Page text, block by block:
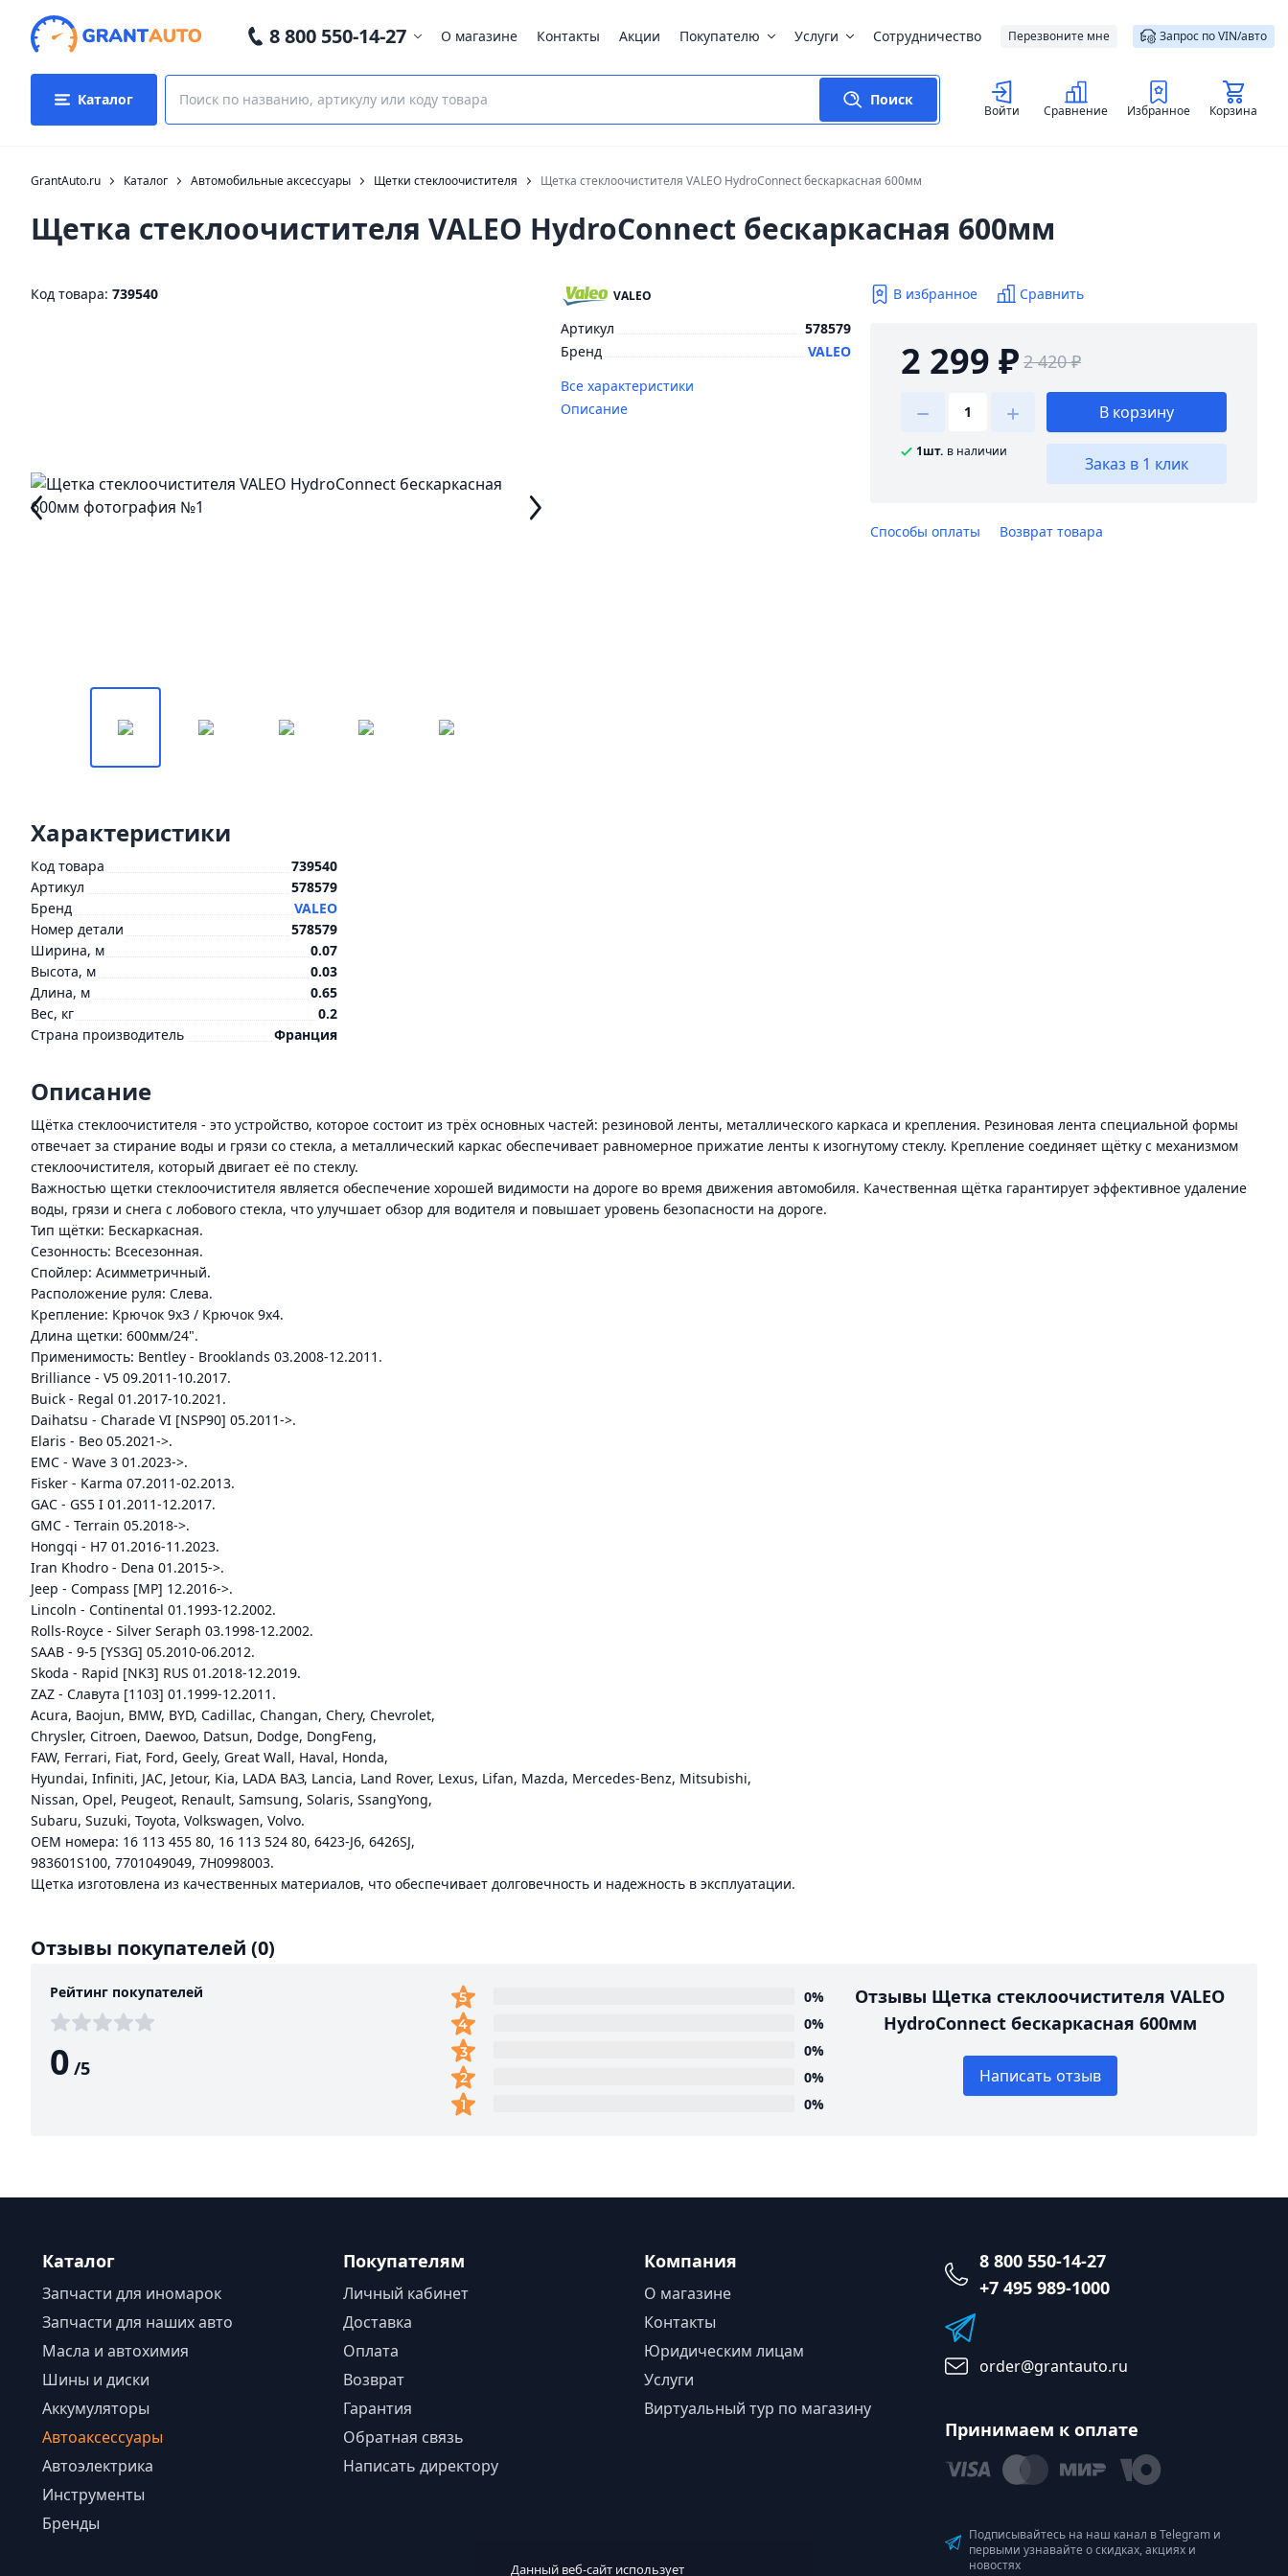
8 800 550-14-27 О магазине Контакты Акции Покупателю Услуги Сотрудничество Перезвоните мне Запрос по VIN/авто
Каталог Поиск
Войти Сравнение Избранное Корзина
GrantAuto.ru Каталог Автомобильные аксессуары Щетки стеклоочистителя Щетка стеклоочистителя VALEO HydroConnect беcкаркасная 600мм
Щетка стеклоочистителя VALEO HydroConnect беcкаркасная 600мм
Код товара: 739540 VALEO
Артикул
578579
Бренд
VALEO
Все характеристики
Описание
В избранное Сравнить
2 299 ₽ 2 420 ₽
1шт. в наличии
В корзину
Заказ в 1 клик
Способы оплаты Возврат товара
Характеристики
Код товара
739540
Артикул
578579
Бренд
VALEO
Номер детали
578579
Ширина, м
0.07
Высота, м
0.03
Длина, м
0.65
Вес, кг
0.2
Страна производитель
Франция
Описание
Щётка стеклоочистителя - это устройство, которое состоит из трёх основных частей: резиновой ленты, металлического каркаса и крепления. Резиновая лента специальной формы
отвечает за стирание воды и грязи со стекла, а металлический каркас обеспечивает равномерное прижатие ленты к изогнутому стеклу. Крепление соединяет щётку с механизмом
стеклоочистителя, который двигает её по стеклу.
Важностью щетки стеклоочистителя является обеспечение хорошей видимости на дороге во время движения автомобиля. Качественная щётка гарантирует эффективное удаление
воды, грязи и снега с лобового стекла, что улучшает обзор для водителя и повышает уровень безопасности на дороге.
Тип щётки: Бескаркасная.
Сезонность: Всесезонная.
Спойлер: Асимметричный.
Расположение руля: Слева.
Крепление: Крючок 9x3 / Крючок 9x4.
Длина щетки: 600мм/24".
Применимость: Bentley - Brooklands 03.2008-12.2011.
Brilliance - V5 09.2011-10.2017.
Buick - Regal 01.2017-10.2021.
Daihatsu - Charade VI [NSP90] 05.2011->.
Elaris - Beo 05.2021->.
EMC - Wave 3 01.2023->.
Fisker - Karma 07.2011-02.2013.
GAC - GS5 I 01.2011-12.2017.
GMC - Terrain 05.2018->.
Hongqi - H7 01.2016-11.2023.
Iran Khodro - Dena 01.2015->.
Jeep - Compass [MP] 12.2016->.
Lincoln - Continental 01.1993-12.2002.
Rolls-Royce - Silver Seraph 03.1998-12.2002.
SAAB - 9-5 [YS3G] 05.2010-06.2012.
Skoda - Rapid [NK3] RUS 01.2018-12.2019.
ZAZ - Славута [1103] 01.1999-12.2011.
Acura, Baojun, BMW, BYD, Cadillac, Changan, Chery, Chevrolet,
Chrysler, Citroen, Daewoo, Datsun, Dodge, DongFeng,
FAW, Ferrari, Fiat, Ford, Geely, Great Wall, Haval, Honda,
Hyundai, Infiniti, JAC, Jetour, Kia, LADA ВАЗ, Lancia, Land Rover, Lexus, Lifan, Mazda, Mercedes-Benz, Mitsubishi,
Nissan, Opel, Peugeot, Renault, Samsung, Solaris, SsangYong,
Subaru, Suzuki, Toyota, Volkswagen, Volvo.
ОЕМ номера: 16 113 455 80, 16 113 524 80, 6423-J6, 6426SJ,
983601S100, 7701049049, 7H0998003.
Щетка изготовлена из качественных материалов, что обеспечивает долговечность и надежность в эксплуатации.
Отзывы покупателей (0)
Рейтинг покупателей
0 /5
0%
0%
0%
0%
0%
Отзывы Щетка стеклоочистителя VALEO
HydroConnect беcкаркасная 600мм
Написать отзыв
Каталог
Запчасти для иномарок
Запчасти для наших авто
Масла и автохимия
Шины и диски
Аккумуляторы
Автоаксессуары
Автоэлектрика
Инструменты
Бренды
Покупателям
Личный кабинет
Доставка
Оплата
Возврат
Гарантия
Обратная связь
Написать директору
Компания
О магазине
Контакты
Юридическим лицам
Услуги
Виртуальный тур по магазину
8 800 550-14-27
+7 495 989-1000
order@grantauto.ru
Принимаем к оплате
Подписывайтесь на наш канал в Telegram и
первыми узнавайте о скидках, акциях и
новостях
Данный веб-сайт использует